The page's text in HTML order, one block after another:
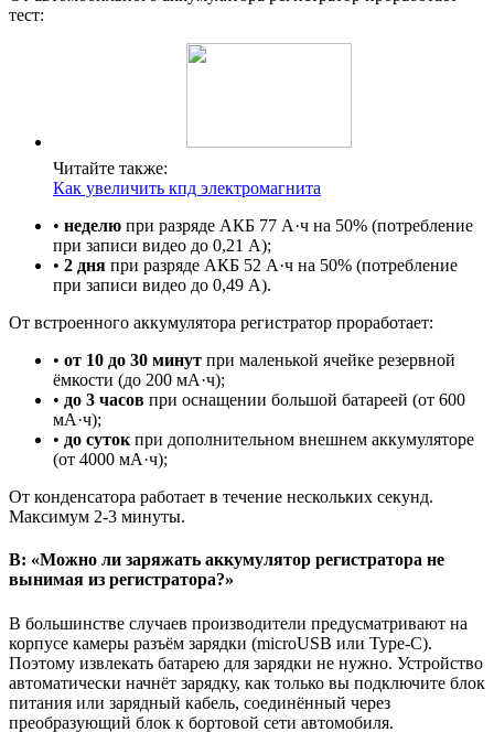
тест:
Читайте также:
Как увеличить кпд электромагнита
• неделю при разряде АКБ 77 А·ч на 50% (потребление
при записи видео до 0,21 А);
• 2 дня при разряде АКБ 52 А·ч на 50% (потребление
при записи видео до 0,49 А).
От встроенного аккумулятора регистратор проработает:
• от 10 до 30 минут при маленькой ячейке резервной
ёмкости (до 200 мА·ч);
• до 3 часов при оснащении большой батареей (от 600
мА·ч);
• до суток при дополнительном внешнем аккумуляторе
(от 4000 мА·ч);
От конденсатора работает в течение нескольких секунд.
Максимум 2-3 минуты.
В: «Можно ли заряжать аккумулятор регистратора не
вынимая из регистратора?»
В большинстве случаев производители предусматривают на
корпусе камеры разъём зарядки (microUSB или Type-C).
Поэтому извлекать батарею для зарядки не нужно. Устройство
автоматически начнёт зарядку, как только вы подключите блок
питания или зарядный кабель, соединённый через
преобразующий блок к бортовой сети автомобиля.